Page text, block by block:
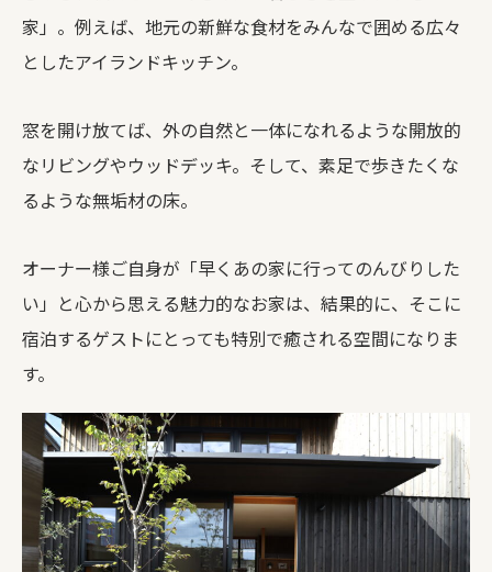
家」。例えば、地元の新鮮な食材をみんなで囲める広々
としたアイランドキッチン。
窓を開け放てば、外の自然と一体になれるような開放的
なリビングやウッドデッキ。そして、素足で歩きたくな
るような無垢材の床。
オーナー様ご自身が「早くあの家に行ってのんびりした
い」と心から思える魅力的なお家は、結果的に、そこに
宿泊するゲストにとっても特別で癒される空間になりま
す。